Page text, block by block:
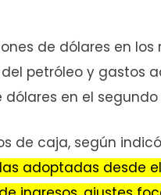
de dólares en los
petróleo y gastos
en el
de caja, según
adoptadas desde